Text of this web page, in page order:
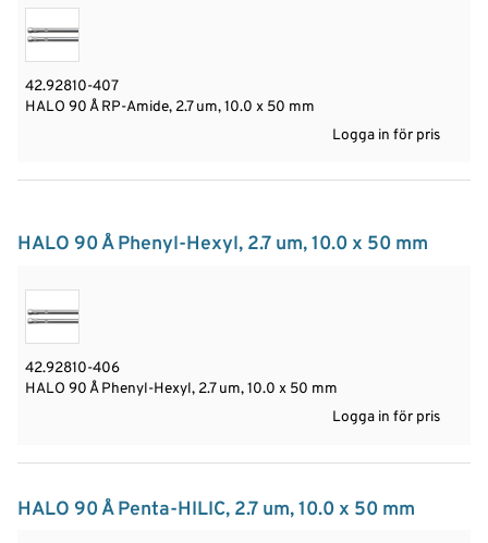
42.92810-407
HALO 90 Å RP-Amide, 2.7 um, 10.0 x 50 mm
Logga in för pris
HALO 90 Å Phenyl-Hexyl, 2.7 um, 10.0 x 50 mm
42.92810-406
HALO 90 Å Phenyl-Hexyl, 2.7 um, 10.0 x 50 mm
Logga in för pris
HALO 90 Å Penta-HILIC, 2.7 um, 10.0 x 50 mm